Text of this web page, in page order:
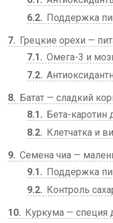
6.2
Поддержка
7
Грецкие орехи —
7.1
Омега-3 и
7.2
8
Батат — сладкий
8.1
Бета-каротин
8.2
Клетчатка и
9 Семена чиа —
9.1
Поддержка
9.2
Контроль
10
Куркума — специя